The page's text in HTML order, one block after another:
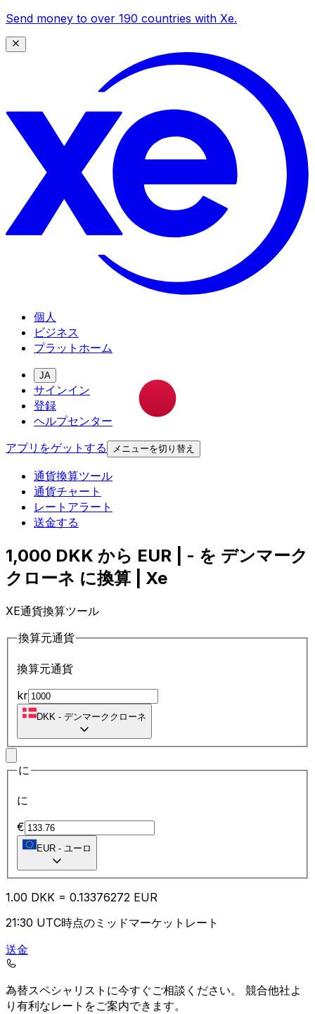
Send money to over 190 countries with Xe.
個人
ビジネス
プラットホーム
JA
サインイン
登録
ヘルプセンター
アプリをゲットする
メニューを切り替え
通貨換算ツール
通貨チャート
レートアラート
送金する
1,000 DKK から EUR | - を デンマーク
クローネ に換算 | Xe
XE通貨換算ツール
換算元通貨
換算元通貨
kr
DKK - デンマーククローネ
に
に
€
EUR - ユーロ
1.00 DKK = 0.13376272 EUR
21:30 UTC時点のミッドマーケットレート
送金
為替スペシャリストに今すぐご相談ください。 競合他社よ
り有利なレートをご案内できます。